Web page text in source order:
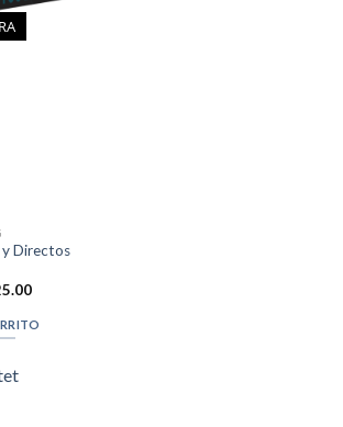
y Directos
Current
is:
$25.00.